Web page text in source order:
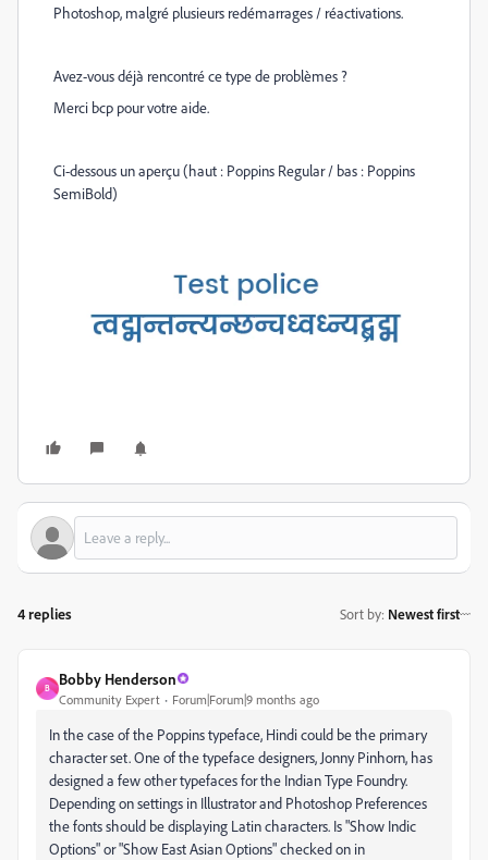
Photoshop, malgré plusieurs redémarrages / réactivations.
Avez-vous déjà rencontré ce type de problèmes ?
Merci bcp pour votre aide.
Ci-dessous un aperçu (haut : Poppins Regular / bas : Poppins
SemiBold)
4 replies Sort by: Newest first
B
Bobby Henderson
Community Expert Forum|Forum|9 months ago
In the case of the Poppins typeface, Hindi could be the primary
character set. One of the typeface designers, Jonny Pinhorn, has
designed a few other typefaces for the Indian Type Foundry.
Depending on settings in Illustrator and Photoshop Preferences
the fonts should be displaying Latin characters. Is "Show Indic
Options" or "Show East Asian Options" checked on in